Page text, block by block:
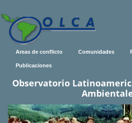
Areas de conflicto Comunidades
Publicaciones
Observatorio